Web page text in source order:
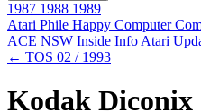
1987 1988 1989
Atari Phile Happy Computer
ACE NSW Inside Info Atari
← TOS 02 / 1993
Kodak Diconix